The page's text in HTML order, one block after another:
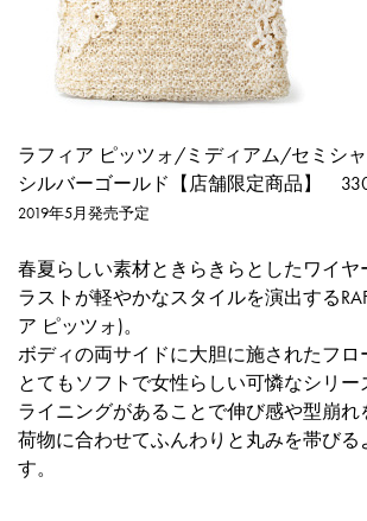
ラフィア ピッツォ/ミディアム/セミシ
シルバーゴールド【店舗限定商品】
2019年5月発売予定
春夏らしい素材ときらきらとしたワイヤ
ラストが軽やかなスタイルを演出する
ア ピッツォ)。
ボディの両サイドに大胆に施されたフロ
とてもソフトで女性らしい可憐なシリー
ライニングがあることで伸び感や型崩れ
荷物に合わせてふんわりと丸みを帯びる
す。